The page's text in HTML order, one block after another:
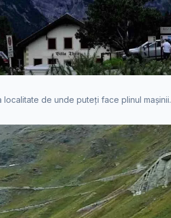
localitate de unde puteți face plinul mașinii.